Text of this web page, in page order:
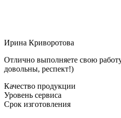
Ирина Криворотова
Отлично выполняете свою
довольны, респект!)
Качество продукции
Уровень сервиса
Срок изготовления